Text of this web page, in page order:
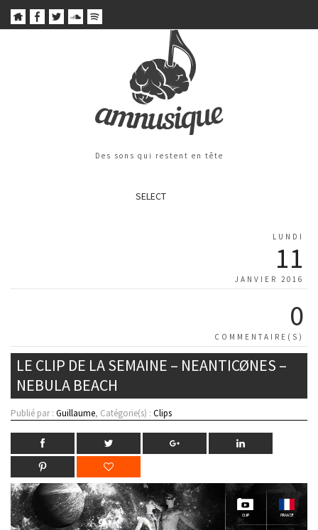
Des sons qui restent en tête
SELECT
LUNDI
11
JANVIER 2016
0
COMMENTAIRE(S)
LE CLIP DE LA SEMAINE – NEANTICØNES –
NEBULA BEACH
Publié par : Guillaume, Catégorie(s) : Clips